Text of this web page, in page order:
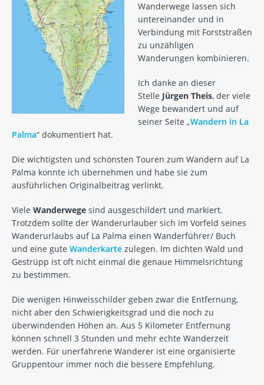
Wanderwege lassen sich
untereinander und in
Verbindung mit Forststraßen
zu unzähligen
Wanderungen kombinieren.
Ich danke an dieser
Stelle Jürgen Theis, der viele
Wege bewandert und auf
seiner Seite „Wandern in La
Palma“ dokumentiert hat.
Die wichtigsten und schönsten Touren zum Wandern auf La
Palma konnte ich übernehmen und habe sie zum
ausführlichen Originalbeitrag verlinkt.
Viele Wanderwege sind ausgeschildert und markiert.
Trotzdem sollte der Wanderurlauber sich im Vorfeld seines
Wanderurlaubs auf La Palma einen Wanderführer/ Buch
und eine gute Wanderkarte zulegen. Im dichten Wald und
Gestrüpp ist oft nicht einmal die genaue Himmelsrichtung
zu bestimmen.
Die wenigen Hinweisschilder geben zwar die Entfernung,
nicht aber den Schwierigkeitsgrad und die noch zu
überwindenden Höhen an. Aus 5 Kilometer Entfernung
können schnell 3 Stunden und mehr echte Wanderzeit
werden. Für unerfahrene Wanderer ist eine organisierte
Gruppentour immer noch die bessere Empfehlung.